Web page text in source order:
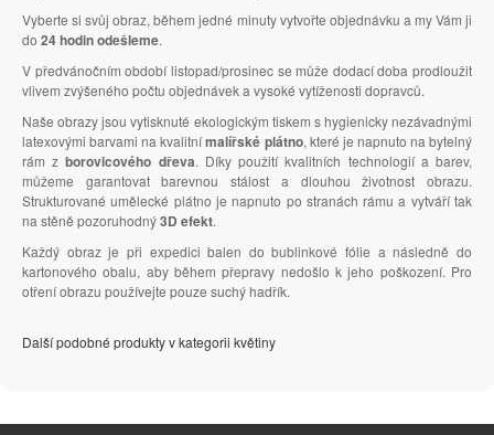
Vyberte si svůj obraz, během jedné minuty vytvořte objednávku a my Vám ji
do 24 hodin odešleme.
V předvánočním období listopad/prosinec se může dodací doba prodloužit
vlivem zvýšeného počtu objednávek a vysoké vytíženosti dopravců.
Naše obrazy jsou vytisknuté ekologickým tiskem s hygienicky nezávadnými
latexovými barvami na kvalitnímalířské plátno, které je napnuto na bytelný
rám zborovicového dřeva. Díky použití kvalitních technologií a barev,
můžeme garantovat barevnou stálost a dlouhou životnost obrazu.
Strukturované umělecké plátno je napnuto po stranách rámu a vytváří tak
na stěně pozoruhodný3D efekt.
Každý obraz je při expedici balen do bublinkové fólie a následně do
kartonového obalu, aby během přepravy nedošlo k jeho poškození. Pro
otření obrazu používejte pouze suchý hadřík.
Další podobné produkty v kategorii květiny